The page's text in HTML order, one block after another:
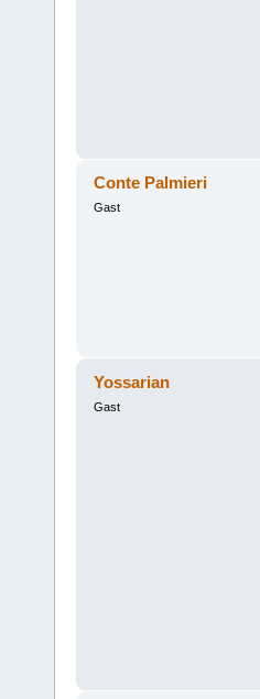
Conte Palmieri
Gast
Yossarian
Gast